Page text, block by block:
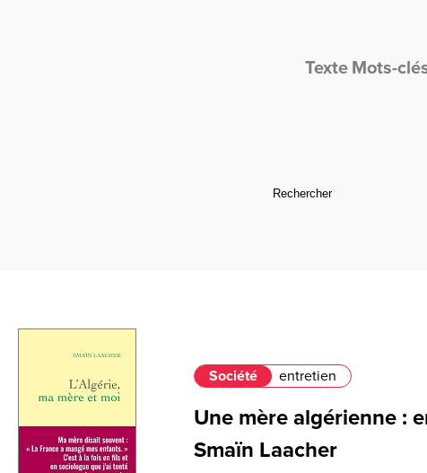
Texte Mots-
Société entretien
Une mère algérienne :
Smaïn Laacher